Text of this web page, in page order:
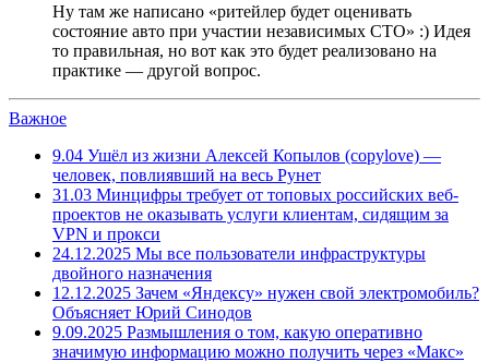
Ну там же написано «ритейлер будет оценивать
состояние авто при участии независимых СТО» :) Идея
то правильная, но вот как это будет реализовано на
практике — другой вопрос.
Важное
9.04 Ушёл из жизни Алексей Копылов (copylove) —
человек, повлиявший на весь Рунет
31.03 Минцифры требует от топовых российских веб-
проектов не оказывать услуги клиентам, сидящим за
VPN и прокси
24.12.2025 Мы все пользователи инфраструктуры
двойного назначения
12.12.2025 Зачем «Яндексу» нужен свой электромобиль?
Объясняет Юрий Синодов
9.09.2025 Размышления о том, какую оперативно
значимую информацию можно получить через «Макс»